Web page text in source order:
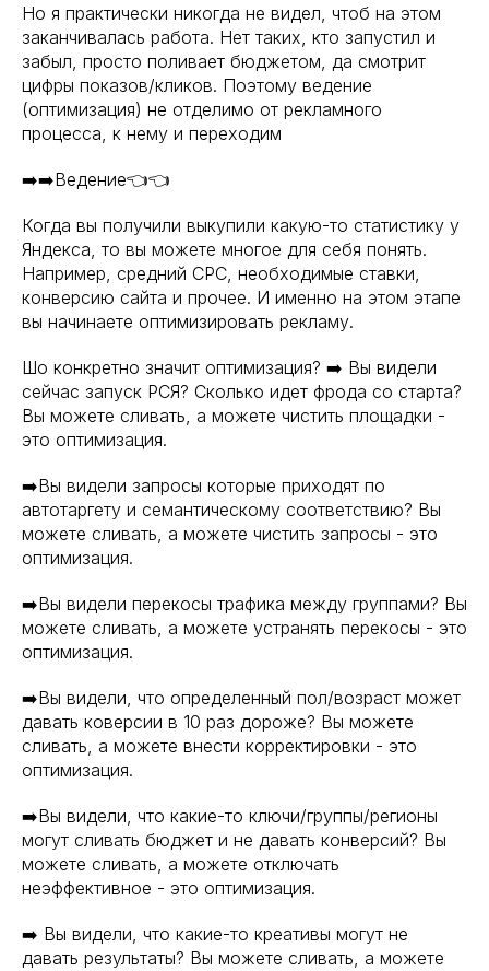
Но я практически никогда не видел, чтоб на этом
заканчивалась работа. Нет таких, кто запустил и
забыл, просто поливает бюджетом, да смотрит
цифры показов/кликов. Поэтому ведение
(оптимизация) не отделимо от рекламного
процесса, к нему и переходим
➡️➡️Ведение👈👈
Когда вы получили выкупили какую-то статистику у
Яндекса, то вы можете многое для себя понять.
Например, средний СРС, необходимые ставки,
конверсию сайта и прочее. И именно на этом этапе
вы начинаете оптимизировать рекламу.
Шо конкретно значит оптимизация? ➡️ Вы видели
сейчас запуск РСЯ? Сколько идет фрода со старта?
Вы можете сливать, а можете чистить площадки -
это оптимизация.
➡️Вы видели запросы которые приходят по
автотаргету и семантическому соответствию? Вы
можете сливать, а можете чистить запросы - это
оптимизация.
➡️Вы видели перекосы трафика между группами? Вы
можете сливать, а можете устранять перекосы - это
оптимизация.
➡️Вы видели, что определенный пол/возраст может
давать коверсии в 10 раз дороже? Вы можете
сливать, а можете внести корректировки - это
оптимизация.
➡️Вы видели, что какие-то ключи/группы/регионы
могут сливать бюджет и не давать конверсий? Вы
можете сливать, а можете отключать
неэффективное - это оптимизация.
➡️ Вы видели, что какие-то креативы могут не
давать результаты? Вы можете сливать, а можете